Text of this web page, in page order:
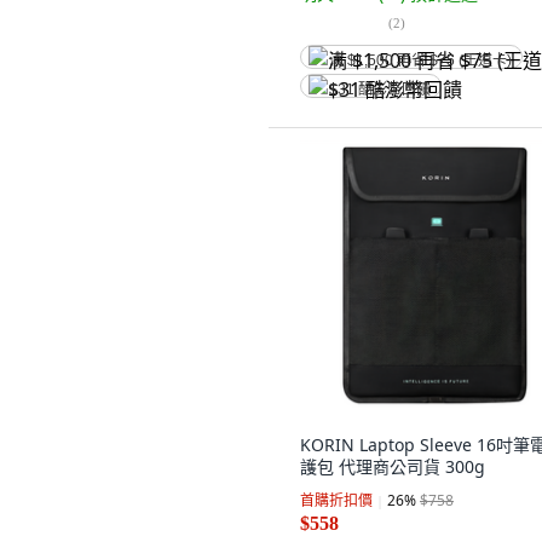
(2)
满 $1,500 再省 $75 (王道卡)
$31 酷澎幣回饋
KORIN Laptop Sleeve 16吋筆
護包 代理商公司貨 300g
首購折扣價 26%$758
$558